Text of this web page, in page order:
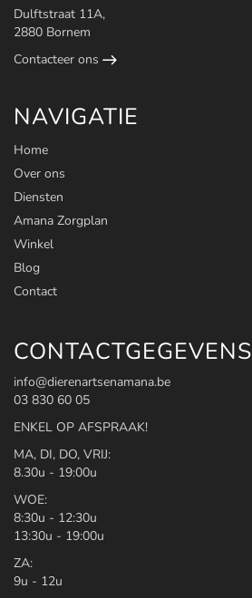
Dulftstraat 11A,
2880 Bornem
Contacteer ons
NAVIGATIE
Home
Over ons
Diensten
Amana Zorgplan
Winkel
Blog
Contact
CONTACTGEGEVENS
info@dierenartsenamana.be
03 830 60 05
ENKEL OP AFSPRAAK!
MA, DI, DO, VRIJ:
8.30u - 19:00u
WOE:
8:30u - 12:30u
13:30u - 19:00u
ZA:
9u - 12u